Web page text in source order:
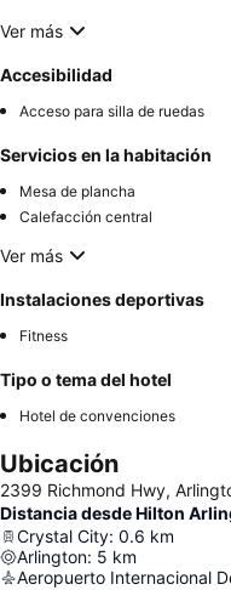
Ver más
Accesibilidad
Acceso para silla de ruedas
Servicios en la habitación
Mesa de plancha
Calefacción central
Ver más
Instalaciones deportivas
Fitness
Tipo o tema del hotel
Hotel de convenciones
Ubicación
2399 Richmond Hwy,
Distancia desde Hilton
Crystal City: 0.6 km
Arlington: 5 km
Aeropuerto Internacional